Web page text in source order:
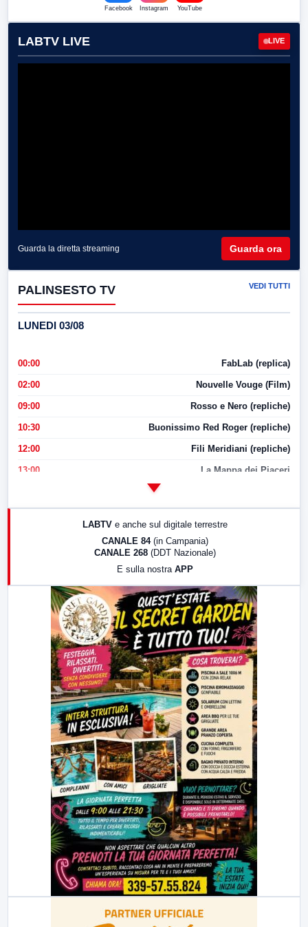
Facebook Instagram YouTube
LABTV LIVE LIVE
Guarda la diretta streaming Guarda ora
PALINSESTO TV VEDI TUTTI
LUNEDI 03/08
00:00 FabLab (replica)
02:00 Nouvelle Vouge (Film)
09:00 Rosso e Nero (repliche)
10:30 Buonissimo Red Roger (repliche)
12:00 Fili Meridiani (repliche)
13:00 La Mappa dei Piaceri
LabNews (replica)
LABTV e anche sul digitale terrestre
CANALE 84 (in Campania)
CANALE 268 (DDT Nazionale)
E sulla nostra APP